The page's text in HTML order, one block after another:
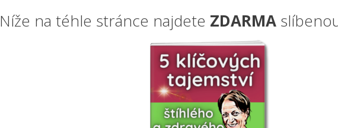
Níže na téhle stránce najdete ZDARMA